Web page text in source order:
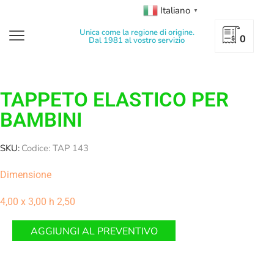
Italiano ▼
Unica come la regione di origine.
Dal 1981 al vostro servizio 0
TAPPETO ELASTICO PER
BAMBINI
SKU: Codice: TAP 143
Dimensione
4,00 x 3,00 h 2,50
AGGIUNGI AL PREVENTIVO